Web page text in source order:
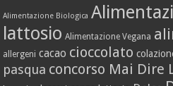
Alimentazione Biologica
lattosio Alimentazione Vegana
allergeni cacao cioccolato
pasqua concorso Mai Dire